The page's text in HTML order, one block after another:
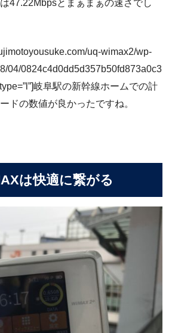
47.22Mbpsとまぁまぁの速さでし
uq-wimax2/wp-
04/0824c4d0dd5d357b50fd873a0c3
岐阜駅の新幹線ホームでの計
ドの数値が良かったですね。
は快適に繋がる